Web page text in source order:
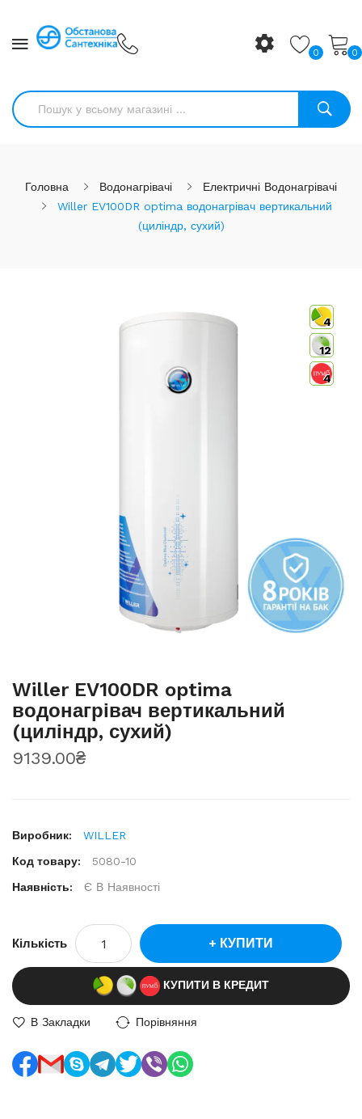
0 0
Головна Водонагрівачі
Електричні Водонагрівачі
Willer EV100DR optima водонагрівач вертикальний
(циліндр, сухий)
4
12
4
Willer EV100DR optima
водонагрівач вертикальний
(циліндр, сухий)
9139.00₴
Виробник:
WILLER
Код товару:
5080-10
Наявність:
Є В Наявності
Кількість КУПИТИ
КУПИТИ В КРЕДИТ
В Закладки Порівняння